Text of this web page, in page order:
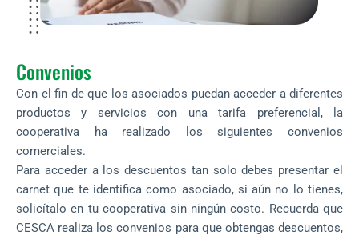
Convenios
Con el fin de que los asociados puedan acceder a diferentes
productos y servicios con una tarifa preferencial, la
cooperativa ha realizado los siguientes convenios
comerciales.
Para acceder a los descuentos tan solo debes presentar el
carnet que te identifica como asociado, si aún no lo tienes,
solicítalo en tu cooperativa sin ningún costo. Recuerda que
CESCA realiza los convenios para que obtengas descuentos,